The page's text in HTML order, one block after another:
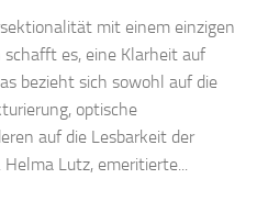
mit einem einzigen
schafft es, eine Klarheit auf
bezieht sich sowohl auf die
optische
auf die Lesbarkeit der
Lutz, emeritierte...